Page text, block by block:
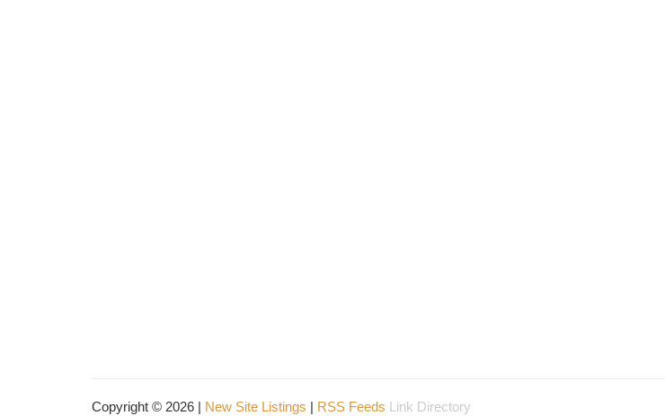
Copyright © 2026 | New Site Listings | RSS Feeds Link Directory